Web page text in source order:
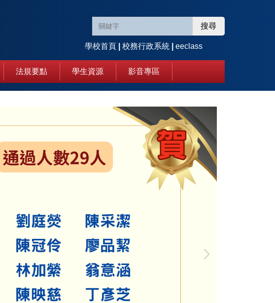
搜尋
學校首頁 校務行政系統 eeclass
法規要點 學生資源 影音專區